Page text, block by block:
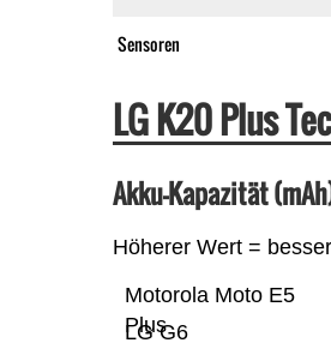
Sensoren
LG K20 Plus
Akku-Kapazität
Höherer Wert = besser
LG G6
Motorola Moto E5
Plus